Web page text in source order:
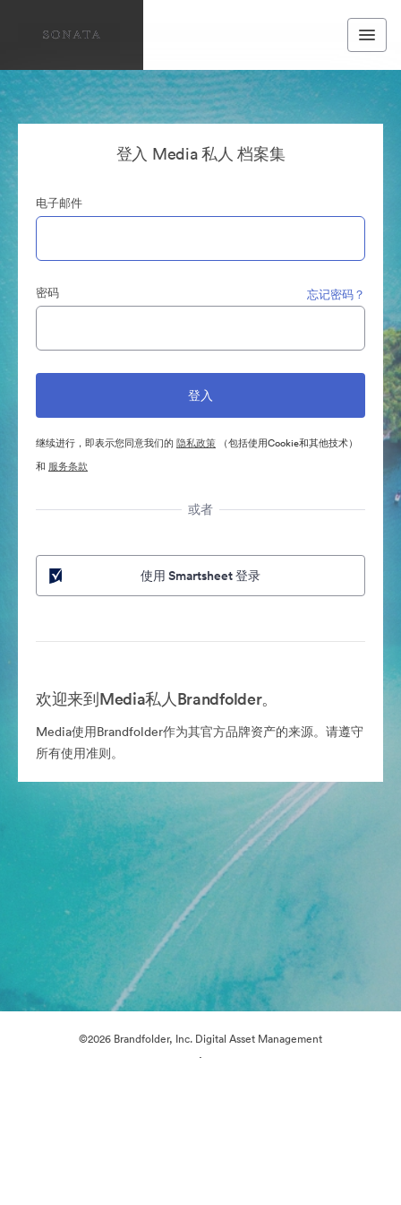
登入 Media 私人 档案集
电子邮件
密码 忘记密码？
继续进行，即表示您同意我们的 隐私政策 （包括使用Cookie和其他技术）
和 服务条款
或者
使用 Smartsheet 登录
欢迎来到Media私人Brandfolder。
Media使用Brandfolder作为其官方品牌资产的来源。请遵守
所有使用准则。
©2026 Brandfolder, Inc. Digital Asset Management
·